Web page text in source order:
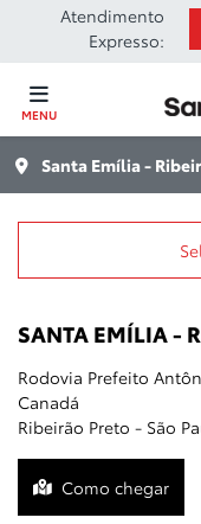
Atendimento
Expresso:
MENU
Santa Emília -
SANTA EMÍLIA -
Rodovia Prefeito
Canadá
Ribeirão Preto - São
Como chegar